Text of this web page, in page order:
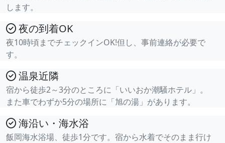
します。
夜の到着OK
夜10時頃までチェックインOK!但し、事前連絡が必要で
す。
温泉近隣
宿から徒歩2～3分のところに「いいおか潮騒ホテル」。
また車でわずか5分の場所に「旭の湯」があります。
海沿い・海水浴
飯岡海水浴場、徒歩1分です。宿から水着でそのまま行け